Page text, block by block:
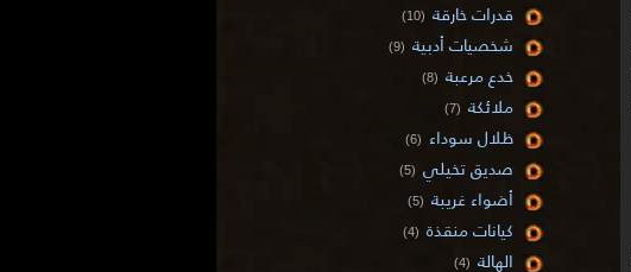
قدرات خارقة (10)
شخصيات أدبية (9)
خدع مرعبة (8)
ملائكة (7)
ظلال سوداء (6)
صديق تخيلي (5)
أضواء غريبة (5)
كيانات منقذة (4)
الهالة (4)